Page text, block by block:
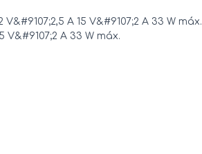
A 15 V&#9107;2 A 33 W máx.
V&#9107;2 A 33 W máx.